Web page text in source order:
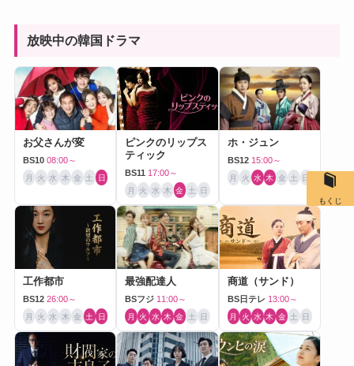
放映中の韓国ドラマ
お父さんが変
BS10 08:00～
月 火 水 木 金 土 日
ピンクのリップス
ティック
BS11 17:00～
月 火 水 木 金 土 日
ホ・ジュン
BS12 15:00～
月 火 水 木 金 土 日
工作都市
BS12 26:00～
月 火 水 木 金 土 日
最強配達人
BSフジ 11:00～
月 火 水 木 金 土 日
商道（サンド）
BS日テレ 13:00～
月 火 水 木 金 土 日
もくじ